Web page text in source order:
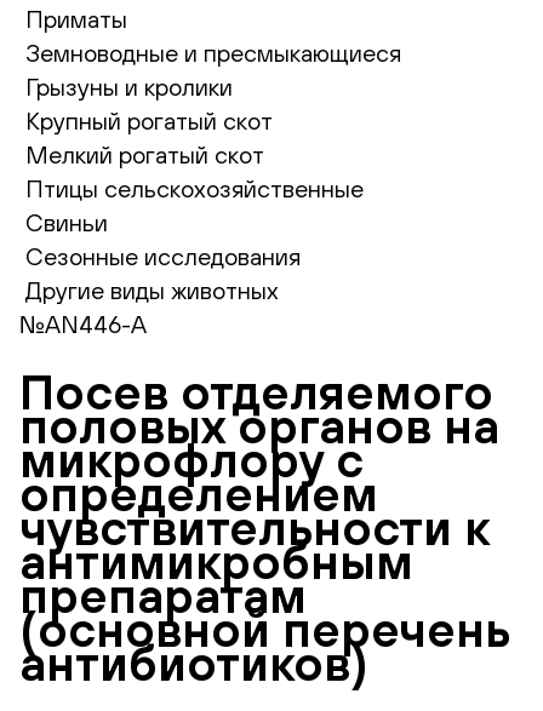
Приматы
Земноводные и пресмыкающиеся
Грызуны и кролики
Крупный рогатый скот
Мелкий рогатый скот
Птицы сельскохозяйственные
Свиньи
Сезонные исследования
Другие виды животных
№AN446-А
Посев отделяемого
половых органов на
микрофлору с
определением
чувствительности к
антимикробным
препаратам
(основной перечень
антибиотиков)